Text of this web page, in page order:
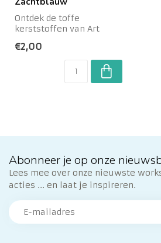
Ontdek de toffe
kerststoffen van Art
kerst-naaisels,m...
€2,00
Abonneer je op onze
Lees mee over onze nieuwste
acties ... en laat je inspireren.